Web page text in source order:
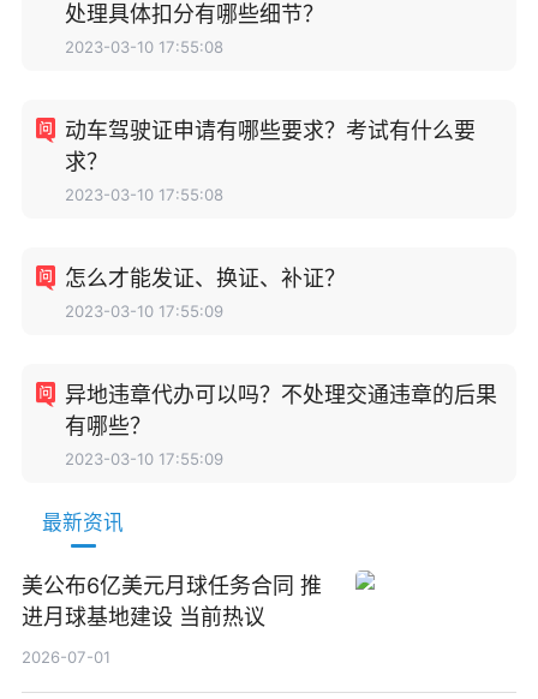
处理具体扣分有哪些细节？
2023-03-10 17:55:08
动车驾驶证申请有哪些要求？考试有什么要
求？
2023-03-10 17:55:08
怎么才能发证、换证、补证？
2023-03-10 17:55:09
异地违章代办可以吗？不处理交通违章的后果
有哪些？
2023-03-10 17:55:09
最新资讯
美公布6亿美元月球任务合同 推
进月球基地建设 当前热议
2026-07-01